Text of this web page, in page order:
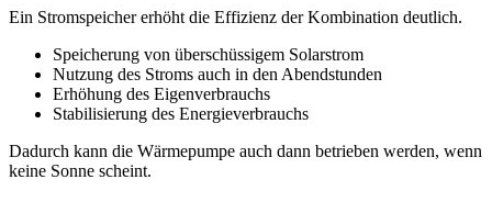
Ein Stromspeicher erhöht die Effizienz der Kombination deutlich.
Speicherung von überschüssigem Solarstrom
Nutzung des Stroms auch in den Abendstunden
Erhöhung des Eigenverbrauchs
Stabilisierung des Energieverbrauchs
Dadurch kann die Wärmepumpe auch dann betrieben werden, wenn
keine Sonne scheint.